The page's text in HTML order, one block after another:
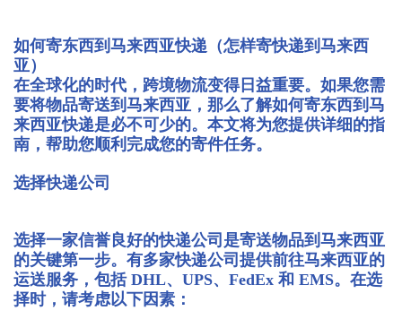
如何寄东西到马来西亚快递（怎样寄快递到马来西
亚）
在全球化的时代，跨境物流变得日益重要。如果您需
要将物品寄送到马来西亚，那么了解如何寄东西到马
来西亚快递是必不可少的。本文将为您提供详细的指
南，帮助您顺利完成您的寄件任务。
选择快递公司
选择一家信誉良好的快递公司是寄送物品到马来西亚
的关键第一步。有多家快递公司提供前往马来西亚的
运送服务，包括 DHL、UPS、FedEx 和 EMS。在选
择时，请考虑以下因素：